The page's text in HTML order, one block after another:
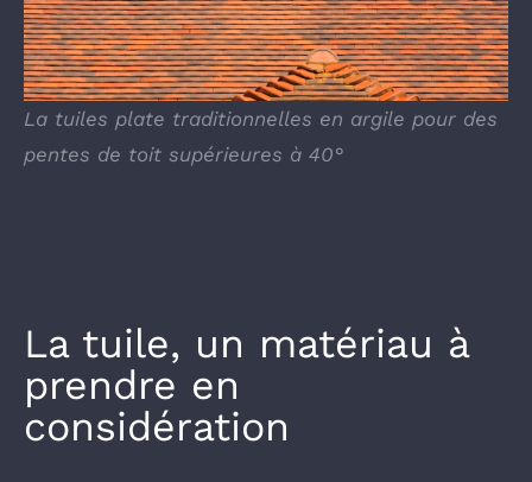
La tuiles plate traditionnelles en argile pour des
pentes de toit supérieures à 40°
La tuile, un matériau à
prendre en
considération